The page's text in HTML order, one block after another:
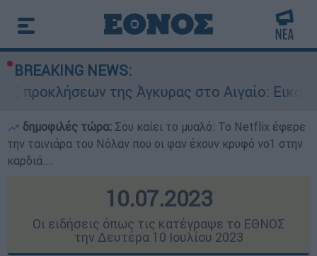
BREAKING NEWS:
της Άγκυρας στο Αιγαίο: Εικονική
δημοφιλές τώρα: Σου καίει το μυαλό: Το Netflix έφερε
την ταινιάρα του Νόλαν που οι φαν έχουν κρυφό νο1 στην
καρδιά...
10.07.2023
Οι ειδήσεις όπως τις κατέγραψε το ΕΘΝΟΣ
την Δευτέρα 10 Ιουλίου 2023